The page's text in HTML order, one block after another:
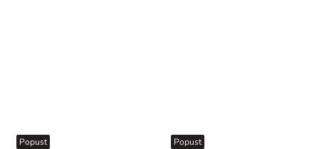
Popust Popust